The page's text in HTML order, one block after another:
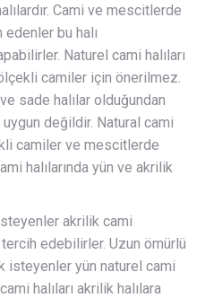
Cami ve mescitlerde
bu halı
Naturel cami halıları
camiler için önerilmez.
sade halılar olduğundan
değildir. Natural cami
camiler ve mescitlerde
halılarında yün ve akrilik
akrilik cami
tercih edebilirler. Uzun ömürlü
isteyenler yün naturel cami
halıları akrilik halılara